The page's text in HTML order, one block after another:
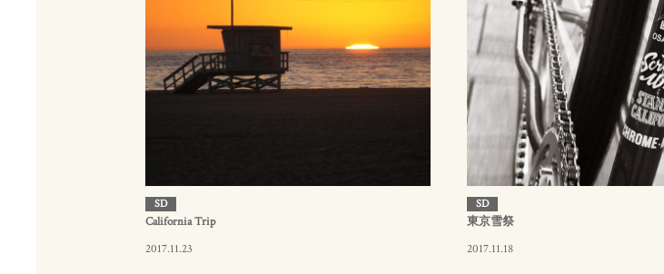
SD
California Trip
2017.11.23
SD
東京雪祭
2017.11.18